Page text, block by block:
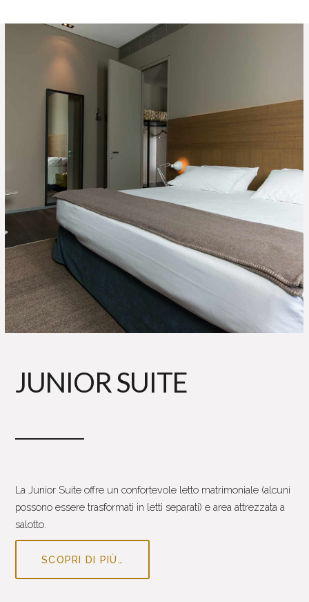
JUNIOR SUITE
La Junior Suite offre un confortevole letto matrimoniale (alcuni
possono essere trasformati in letti separati) e area attrezzata a
salotto.
SCOPRI DI PIÙ…